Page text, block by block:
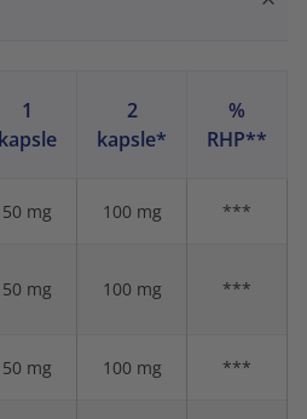
1
kapsle
2
kapsle*
%
RHP**
50 mg 100 mg ***
50 mg 100 mg ***
50 mg 100 mg ***